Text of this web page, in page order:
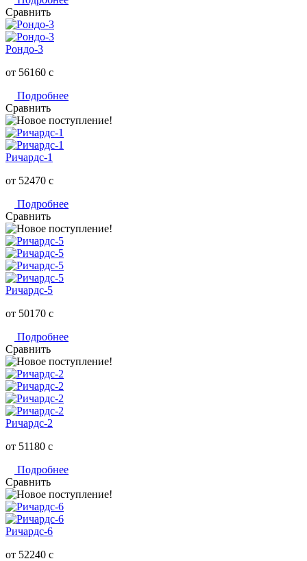
Сравнить
Рондо-3
от 56160 c
Подробнее
Сравнить
Ричардс-1
от 52470 c
Подробнее
Сравнить
Ричардс-5
от 50170 c
Подробнее
Сравнить
Ричардс-2
от 51180 c
Подробнее
Сравнить
Ричардс-6
от 52240 c